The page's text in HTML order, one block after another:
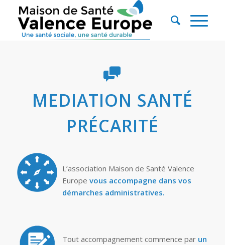
MEDIATION SANTÉ
PRÉCARITÉ
L’association Maison de Santé Valence
Europe vous accompagne dans vos
démarches administratives.
Tout accompagnement commence par un